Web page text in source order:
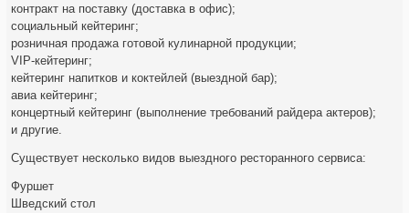
контракт на поставку (доставка в офис);
социальный кейтеринг;
розничная продажа готовой кулинарной продукции;
VIP-кейтеринг;
кейтеринг напитков и коктейлей (выездной бар);
авиа кейтеринг;
концертный кейтеринг (выполнение требований райдера актеров);
и другие.
Существует несколько видов выездного ресторанного сервиса:
Фуршет
Шведский стол